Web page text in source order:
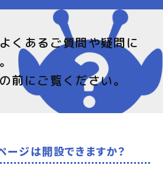
くあるご質問や疑問に
前にご覧ください。
ジは開設できますか？